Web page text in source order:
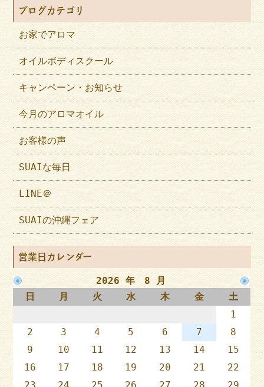
ブログカテゴリ
お家でアロマ
オイルボディスクール
キャンペーン・お知らせ
今月のアロマオイル
お客様の声
SUAIな毎日
LINE＠
SUAIの沖縄フェア
営業日カレンダー
2026 年 8 月
日
月 火 水 木 金
土
1
2
3 4 5 6 7
8
9
10 11 12 13 14
15
16
17 18 19 20 21
22